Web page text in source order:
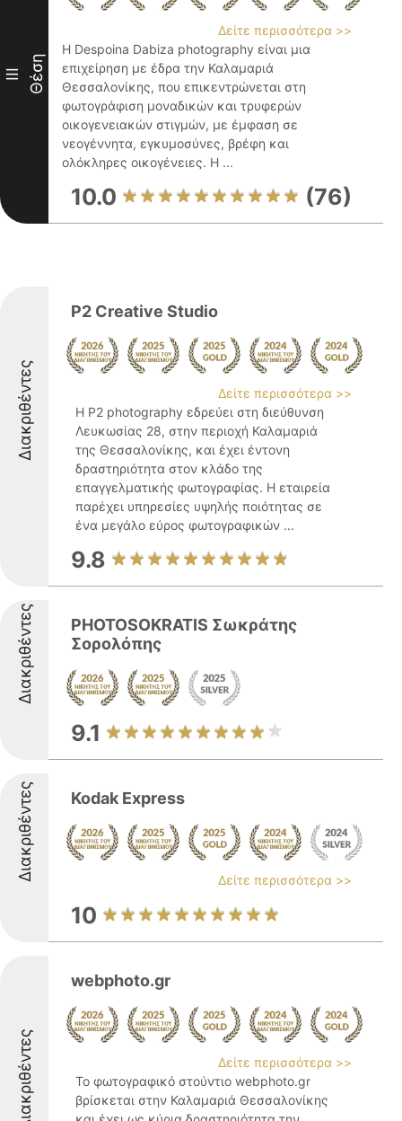
III Θέση
Δείτε περισσότερα >>
Η Despoina Dabiza photography είναι μια
επιχείρηση με έδρα την Καλαμαριά
Θεσσαλονίκης, που επικεντρώνεται στη
φωτογράφιση μοναδικών και τρυφερών
οικογενειακών στιγμών, με έμφαση σε
νεογέννητα, εγκυμοσύνες, βρέφη και
ολόκληρες οικογένειες. Η ...
10.0 (76)
Διακριθέντες
P2 Creative Studio
Δείτε περισσότερα >>
Η P2 photography εδρεύει στη διεύθυνση
Λευκωσίας 28, στην περιοχή Καλαμαριά
της Θεσσαλονίκης, και έχει έντονη
δραστηριότητα στον κλάδο της
επαγγελματικής φωτογραφίας. Η εταιρεία
παρέχει υπηρεσίες υψηλής ποιότητας σε
ένα μεγάλο εύρος φωτογραφικών ...
9.8
Διακριθέντες
PHOTOSOKRATIS Σωκράτης
Σορολόπης
9.1
Διακριθέντες Kodak Express
Δείτε περισσότερα >>
10
Διακριθέντες
webphoto.gr
Δείτε περισσότερα >>
Το φωτογραφικό στούντιο webphoto.gr
βρίσκεται στην Καλαμαριά Θεσσαλονίκης